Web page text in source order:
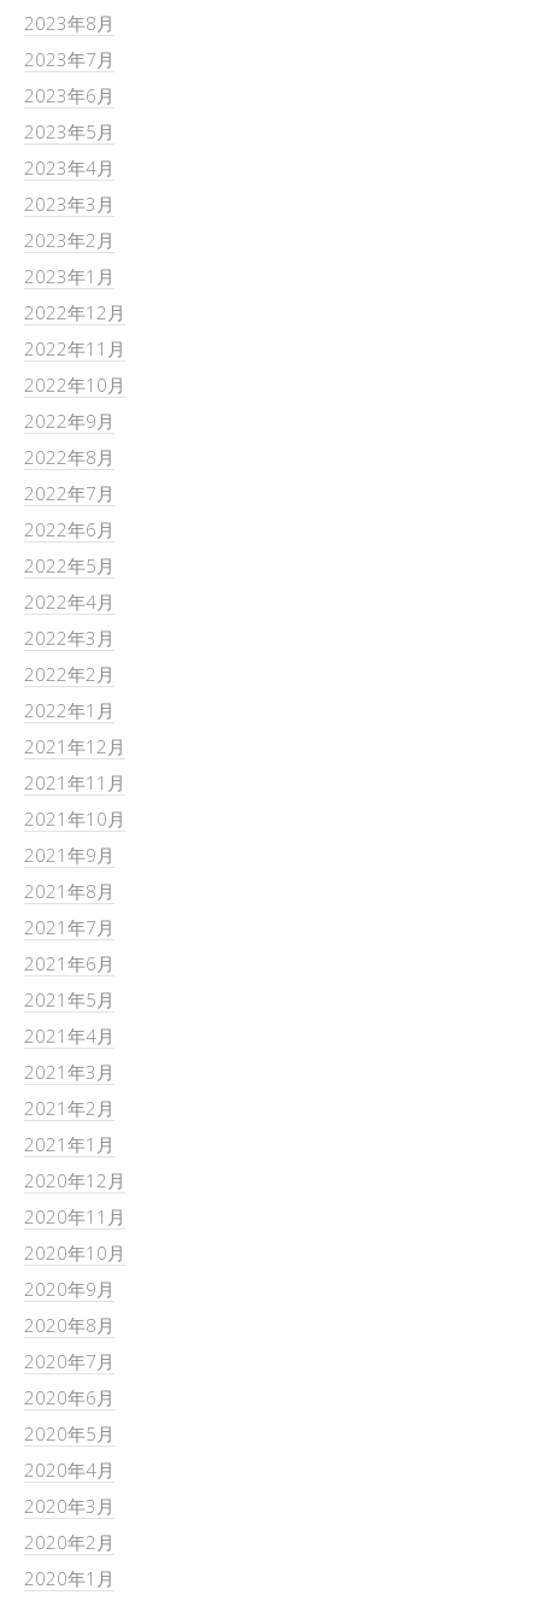
2023年8月
2023年7月
2023年6月
2023年5月
2023年4月
2023年3月
2023年2月
2023年1月
2022年12月
2022年11月
2022年10月
2022年9月
2022年8月
2022年7月
2022年6月
2022年5月
2022年4月
2022年3月
2022年2月
2022年1月
2021年12月
2021年11月
2021年10月
2021年9月
2021年8月
2021年7月
2021年6月
2021年5月
2021年4月
2021年3月
2021年2月
2021年1月
2020年12月
2020年11月
2020年10月
2020年9月
2020年8月
2020年7月
2020年6月
2020年5月
2020年4月
2020年3月
2020年2月
2020年1月